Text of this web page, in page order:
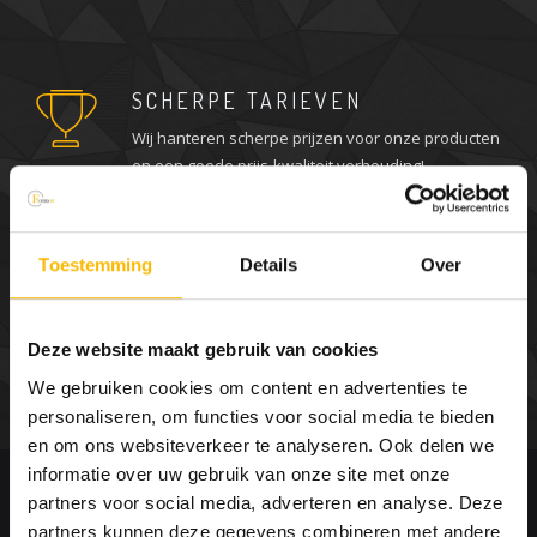
Toestemming Details Over
Deze website maakt gebruik van cookies
We gebruiken cookies om content en advertenties te
personaliseren, om functies voor social media te bieden
en om ons websiteverkeer te analyseren. Ook delen we
informatie over uw gebruik van onze site met onze
partners voor social media, adverteren en analyse. Deze
partners kunnen deze gegevens combineren met andere
SCHERPE TARIEVEN
Wij hanteren scherpe prijzen voor onze producten
en een goede prijs-kwaliteit verhouding!
Twijfelt u of heeft u advies nodig? Bij ons kunt u
Waar leg je waterbestendig
laminaat?